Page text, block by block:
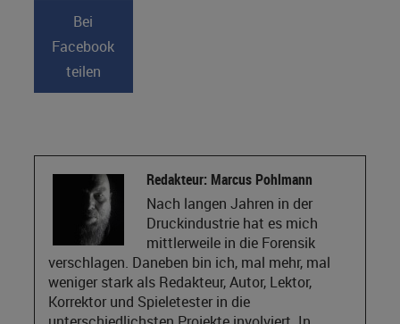
Bei
Facebook
teilen
Redakteur: Marcus Pohlmann
Nach langen Jahren in der
Druckindustrie hat es mich
mittlerweile in die Forensik
verschlagen. Daneben bin ich, mal mehr, mal
weniger stark als Redakteur, Autor, Lektor,
Korrektor und Spieletester in die